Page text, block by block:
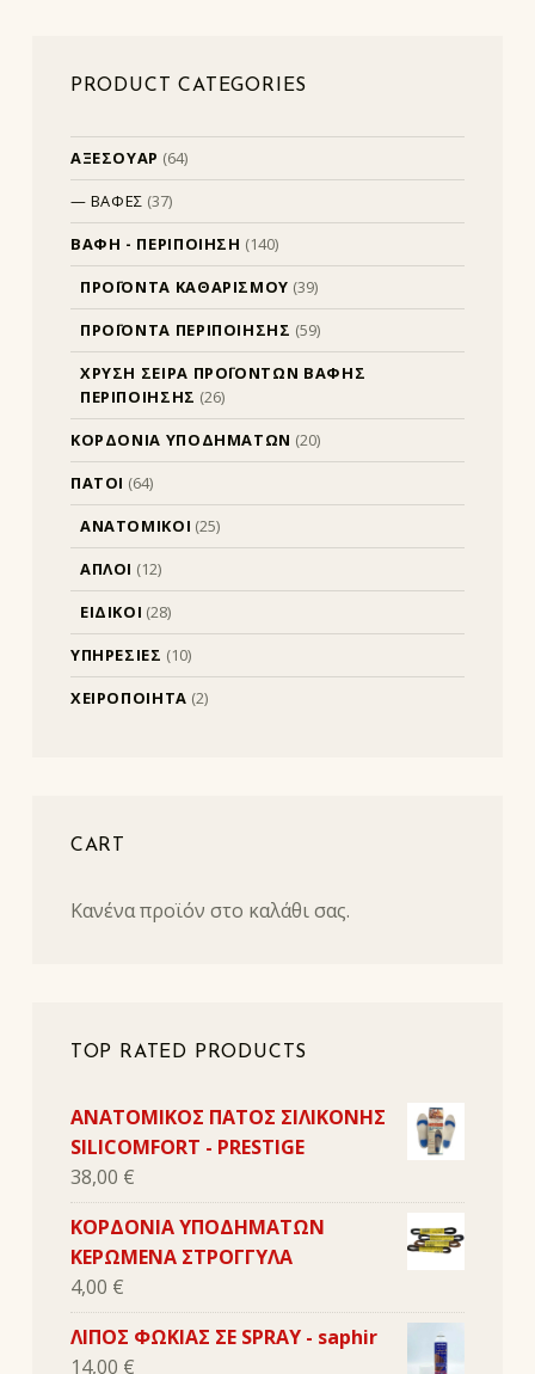
PRODUCT CATEGORIES
ΑΞΕΣΟΥΑΡ (64)
ΒΑΦΕΣ (37)
ΒΑΦΗ - ΠΕΡΙΠΟΙΗΣΗ (140)
ΠΡΟΪΟΝΤΑ ΚΑΘΑΡΙΣΜΟΥ (39)
ΠΡΟΪΟΝΤΑ ΠΕΡΙΠΟΙΗΣΗΣ (59)
ΧΡΥΣΗ ΣΕΙΡΑ ΠΡΟΪΟΝΤΩΝ ΒΑΦΗΣ
ΠΕΡΙΠΟΙΗΣΗΣ (26)
ΚΟΡΔΟΝΙΑ ΥΠΟΔΗΜΑΤΩΝ (20)
ΠΑΤΟΙ (64)
ΑΝΑΤΟΜΙΚΟΙ (25)
ΑΠΛΟΙ (12)
ΕΙΔΙΚΟΙ (28)
ΥΠΗΡΕΣΙΕΣ (10)
ΧΕΙΡΟΠΟΙΗΤΑ (2)
CART
Κανένα προϊόν στο καλάθι σας.
TOP RATED PRODUCTS
ΑΝΑΤΟΜΙΚΟΣ ΠΑΤΟΣ ΣΙΛΙΚΟΝΗΣ
SILICOMFORT - PRESTIGE
38,00 €
ΚΟΡΔΟΝΙΑ ΥΠΟΔΗΜΑΤΩΝ
ΚΕΡΩΜΕΝΑ ΣΤΡΟΓΓΥΛΑ
4,00 €
ΛΙΠΟΣ ΦΩΚΙΑΣ ΣΕ SPRAY - saphir
14,00 €